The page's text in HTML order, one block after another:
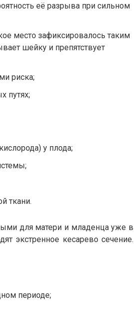
её разрыва при сильном
место зафиксировалось таким
шейку и препятствует
риска;
путях;
у плода;
ткани.
для матери и младенца уже в
экстренное кесарево сечение.
периоде;